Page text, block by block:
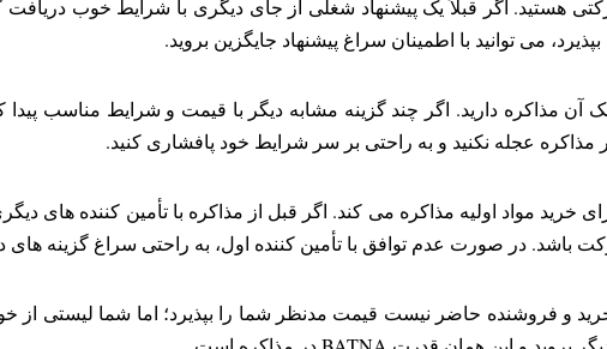
می توانید با اطمینان سراغ پیشنهاد جایگزین بروید.
عجله نکنید و به راحتی بر سر شرایط خود پافشاری کنید.
مواد اولیه مذاکره می کند. اگر قبل از مذاکره با تأمین کننده های
و فروشنده حاضر نیست قیمت مدنظر شما را بپذیرد؛ اما شما لیستی از